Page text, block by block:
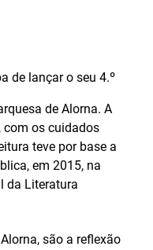
de lançar o seu 4.º
de Alorna. A
com os cuidados
teve por base a
em 2015, na
da Literatura
são a reflexão